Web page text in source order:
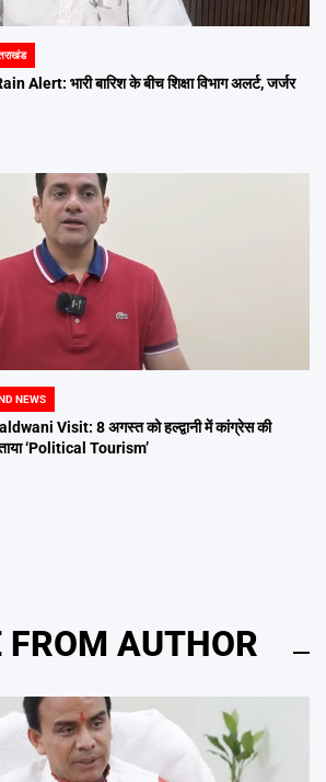
भारी बारिश के बीच शिक्षा विभाग अलर्ट, जर्जर
NEWS
Visit: 8 अगस्त को हल्द्वानी में कांग्रेस की
‘Political Tourism’
FROM AUTHOR